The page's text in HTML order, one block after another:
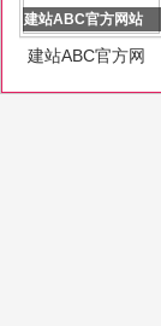
建站ABC官方网站
建站ABC官方网